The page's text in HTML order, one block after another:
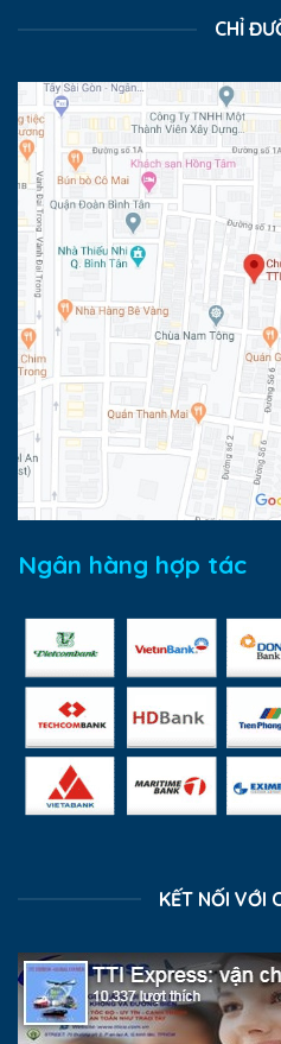
CHỈ
Ngân hàng hợp tác
KẾT NỐI VỚI